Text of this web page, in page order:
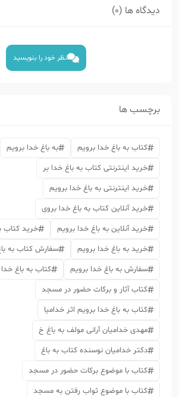
دیدگاه ها (0)
نظر خود را بنویسید
برچسب ها
کتاب به باغ خدا برویم
به باغ خدا برویم
خرید اینترنتی کتاب به باغ خدا بر
خرید اینترنتی به باغ خدا برویم
خرید آنلاین کتاب به باغ خدا بروی
خرید آنلاین به باغ خدا برویم
خرید کتاب
خرید به باغ خدا برویم
سفارش کتاب به
سفارش به باغ خدا برویم
کتاب به باغ
کتاب آثار و برکات حضور در مسجد
کتاب به باغ خدا برویم اثر خدامیا
مهدی خدامیان آرانی مولف به باغ خ
دکتر خدامیان نوسنده کتاب به باغ
کتاب با موضوع برکات حضور در مسجد
کتاب با موضوع ثواب رفتن به مسجد